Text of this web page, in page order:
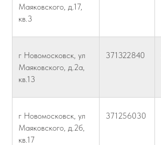
Маяковского, д.17,
кв.3
г Новомосковск, ул
Маяковского, д.2а,
кв.13
371322840
г Новомосковск, ул
Маяковского, д.2б,
кв.17
371256030